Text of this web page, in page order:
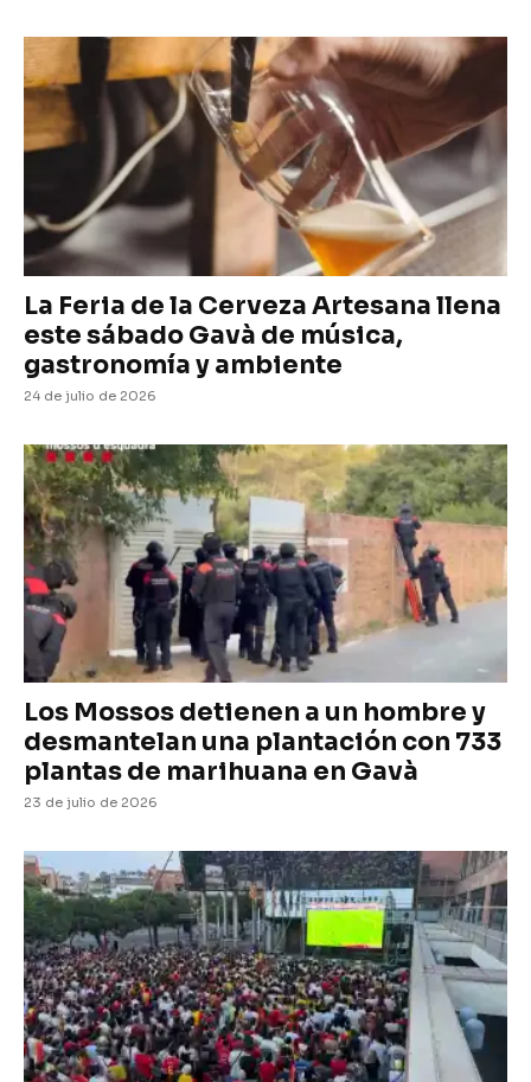
La Feria de la Cerveza Artesana llena
este sábado Gavà de música,
gastronomía y ambiente
24 de julio de 2026
Los Mossos detienen a un hombre y
desmantelan una plantación con 733
plantas de marihuana en Gavà
23 de julio de 2026